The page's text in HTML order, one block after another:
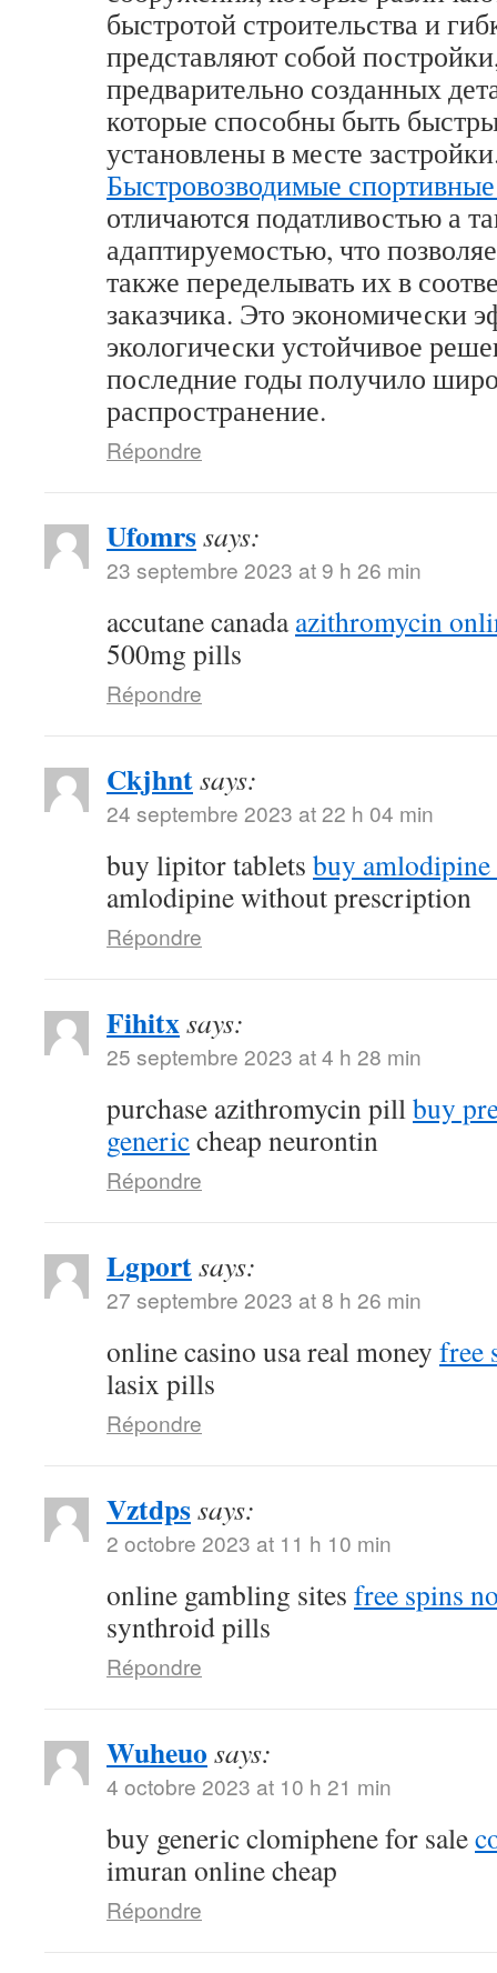
быстротой строительства и
представляют собой
предварительно созданных
которые способны быть
установлены в месте
Быстровозводимые
отличаются податливостью а
адаптируемостью, что
также переделывать их в
заказчика. Это экономически
экологически устойчивое
последние годы получило
распространение.
Répondre
Ufomrssays:
23 septembre 2023 at 9 h 26 min
accutane canadaazithromycin
500mg pills
Répondre
Ckjhntsays:
24 septembre 2023 at 22 h 04 min
buy lipitor tablets buy
amlodipine without prescription
Répondre
Fihitxsays:
25 septembre 2023 at 4 h 28 min
purchase azithromycin pillbuy
genericcheap neurontin
Répondre
Lgportsays:
27 septembre 2023 at 8 h 26 min
online casino usa real money free
lasix pills
Répondre
Vztdpssays:
2 octobre 2023 at 11 h 10 min
online gambling sites free spins
synthroid pills
Répondre
Wuheuo says:
4 octobre 2023 at 10 h 21 min
buy generic clomiphene for sale
imuran online cheap
Répondre